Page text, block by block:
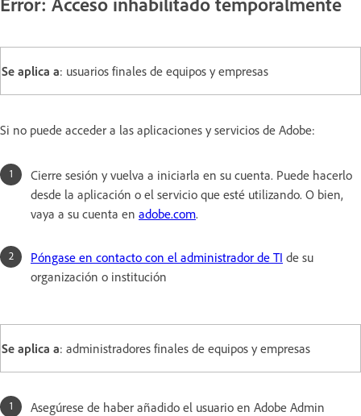
Se aplica a: usuarios finales de equipos y empresas
Si no puede acceder a las aplicaciones y servicios de Adobe:
Cierre sesión y vuelva a iniciarla en su cuenta. Puede hacerlo
desde la aplicación o el servicio que esté utilizando. O bien,
vaya a su cuenta en adobe.com.
Póngase en contacto con el administrador de TI de su
organización o institución
Se aplica a: administradores finales de equipos y empresas
Asegúrese de haber añadido el usuario en Adobe Admin